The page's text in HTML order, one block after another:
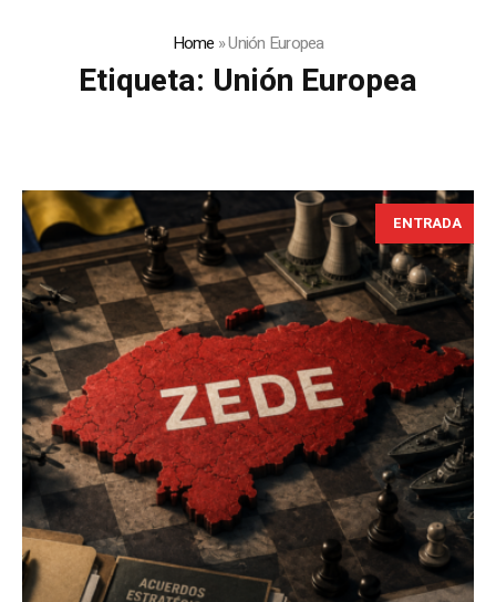
Home »Unión Europea
Etiqueta: Unión Europea
ENTRADA